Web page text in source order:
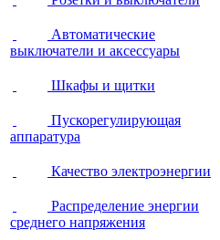
Автоматические
выключатели и аксессуары
Шкафы и щитки
Пускорегулирующая
аппаратура
Качество электроэнергии
Распределение энергии
среднего напряжения